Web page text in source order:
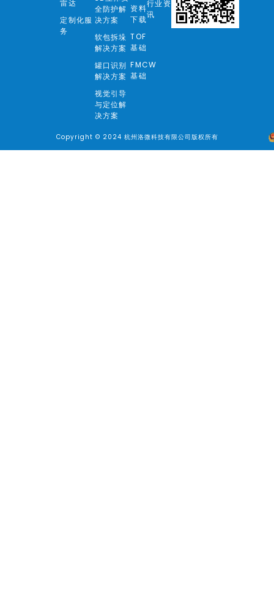
雷达
定制化服
务
全防护解
决方案
软包拆垛
解决方案
罐口识别
解决方案
视觉引导
与定位解
决方案
资料
下载
TOF
基础
FMCW
基础
行业资
讯
Copyright © 2024 杭州洛微科技有限公司版权所有